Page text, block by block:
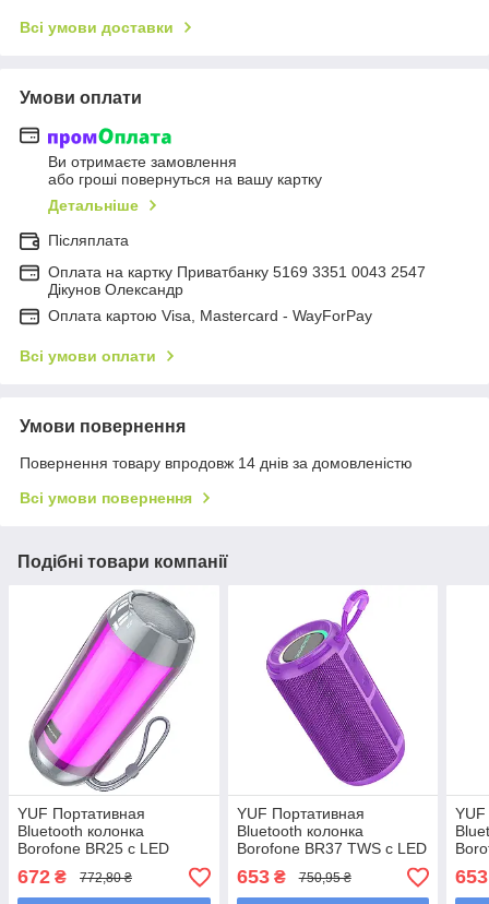
Всі умови доставки
Умови оплати
Ви отримаєте замовлення
або гроші повернуться на вашу картку
Детальніше
Післяплата
Оплата на картку Приватбанку 5169 3351 0043 2547
Дікунов Олександр
Оплата картою Visa, Mastercard - WayForPay
Всі умови оплати
Умови повернення
Повернення товару впродовж 14 днів за домовленістю
Всі умови повернення
Подібні товари компанії
YUF Портативная
Bluetooth колонка
Borofone BR25 с LED
подсветкой grey
672 ₴ 772,80 ₴
YUF Портативная
Bluetooth колонка
Borofone BR37 TWS с LED
подсветкой purple
653₴ 750,95 ₴ 653